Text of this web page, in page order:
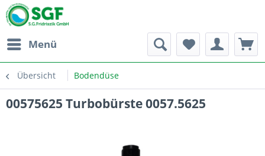
Menü
Übersicht Bodendüse
00575625 Turbobürste 0057.5625